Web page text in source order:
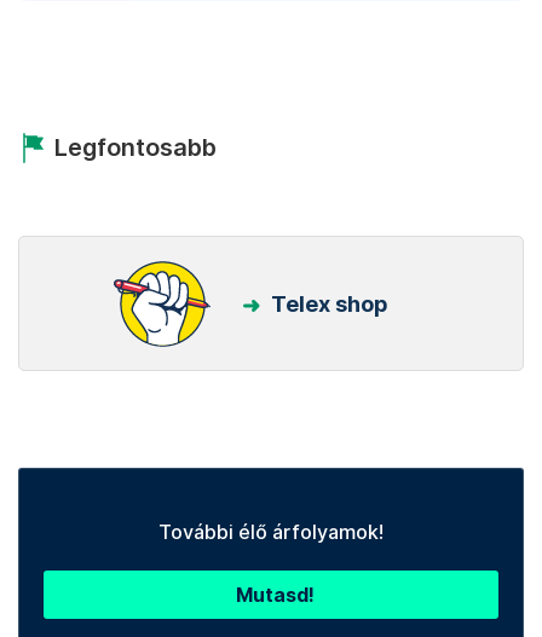
Legfontosabb
Telex shop
További élő árfolyamok!
Mutasd!